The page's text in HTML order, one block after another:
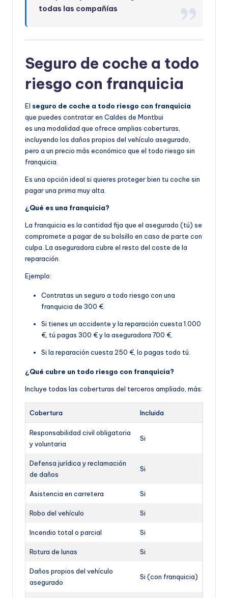
todas las compañías
Seguro de coche a todo
riesgo con franquicia
El seguro de coche a todo riesgo con franquicia
que puedes contratar en Caldes de Montbui
es una modalidad que ofrece amplias coberturas,
incluyendo los daños propios del vehículo asegurado,
pero a un precio más económico que el todo riesgo sin
franquicia.
Es una opción ideal si quieres proteger bien tu coche sin
pagar una prima muy alta.
¿Qué es una franquicia?
La franquicia es la cantidad fija que el asegurado (tú) se
compromete a pagar de su bolsillo en caso de parte con
culpa. La aseguradora cubre el resto del coste de la
reparación.
Ejemplo:
Contratas un seguro a todo riesgo con una
franquicia de 300 €.
Si tienes un accidente y la reparación cuesta 1.000
€, tú pagas 300 € y la aseguradora 700 €.
Si la reparación cuesta 250 €, lo pagas todo tú.
¿Qué cubre un todo riesgo con franquicia?
Incluye todas las coberturas del terceros ampliado, más:
Cobertura Incluida
Responsabilidad civil obligatoria
y voluntaria
Si
Defensa jurídica y reclamación
de daños
Si
Asistencia en carretera Si
Robo del vehículo Si
Incendio total o parcial Si
Rotura de lunas Si
Daños propios del vehículo
asegurado
Si (con franquicia)